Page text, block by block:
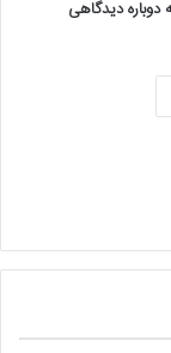
دوباره دیدگاهی